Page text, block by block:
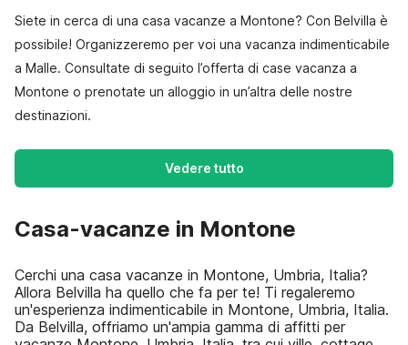
Siete in cerca di una casa vacanze a Montone? Con Belvilla è
possibile! Organizzeremo per voi una vacanza indimenticabile
a Malle. Consultate di seguito l’offerta di case vacanza a
Montone o prenotate un alloggio in un’altra delle nostre
destinazioni.
Vedere tutto
Casa-vacanze in Montone
Cerchi una casa vacanze in Montone, Umbria, Italia?
Allora Belvilla ha quello che fa per te! Ti regaleremo
un'esperienza indimenticabile in Montone, Umbria, Italia.
Da Belvilla, offriamo un'ampia gamma di affitti per